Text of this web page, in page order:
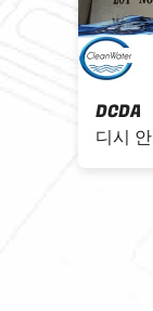
공